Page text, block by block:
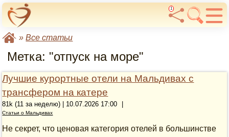
1
»Все статьи
Метка: "отпуск на море"
Лучшие курортные отели на Мальдивах с
трансфером на катере
81k (11 за неделю) | 10.07.2026 17:00
Статьи о Мальдивах
Не секрет, что ценовая категория отелей в большинстве